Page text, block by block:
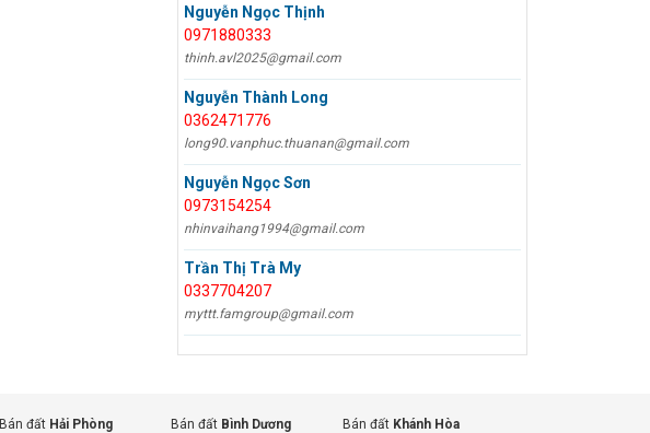
Nguyễn Ngọc Thịnh
0971880333
thinh.avl2025@gmail.com
Nguyễn Thành Long
0362471776
long90.vanphuc.thuanan@gmail.com
Nguyễn Ngọc Sơn
0973154254
nhinvaihang1994@gmail.com
Trần Thị Trà My
0337704207
myttt.famgroup@gmail.com
Bán đất Hải Phòng Bán đất Bình Dương Bán đất Khánh Hòa